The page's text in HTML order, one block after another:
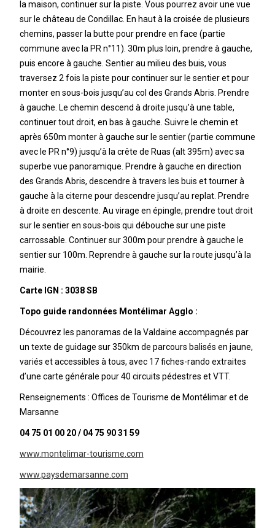
la maison, continuer sur la piste. Vous pourrez avoir une vue
sur le château de Condillac. En haut à la croisée de plusieurs
chemins, passer la butte pour prendre en face (partie
commune avec la PR n°11). 30m plus loin, prendre à gauche,
puis encore à gauche. Sentier au milieu des buis, vous
traversez 2 fois la piste pour continuer sur le sentier et pour
monter en sous-bois jusqu’au col des Grands Abris. Prendre
à gauche. Le chemin descend à droite jusqu’à une table,
continuer tout droit, en bas à gauche. Suivre le chemin et
après 650m monter à gauche sur le sentier (partie commune
avec le PR n°9) jusqu’à la crête de Ruas (alt 395m) avec sa
superbe vue panoramique. Prendre à gauche en direction
des Grands Abris, descendre à travers les buis et tourner à
gauche à la citerne pour descendre jusqu’au replat. Prendre
à droite en descente. Au virage en épingle, prendre tout droit
sur le sentier en sous-bois qui débouche sur une piste
carrossable. Continuer sur 300m pour prendre à gauche le
sentier sur 100m. Reprendre à gauche sur la route jusqu’à la
mairie.
Carte IGN : 3038 SB
Topo guide randonnées Montélimar Agglo :
Découvrez les panoramas de la Valdaine accompagnés par
un texte de guidage sur 350km de parcours balisés en jaune,
variés et accessibles à tous, avec 17 fiches-rando extraites
d’une carte générale pour 40 circuits pédestres et VTT.
Renseignements : Offices de Tourisme de Montélimar et de
Marsanne
04 75 01 00 20 / 04 75 90 31 59
www.montelimar-tourisme.com
www.paysdemarsanne.com